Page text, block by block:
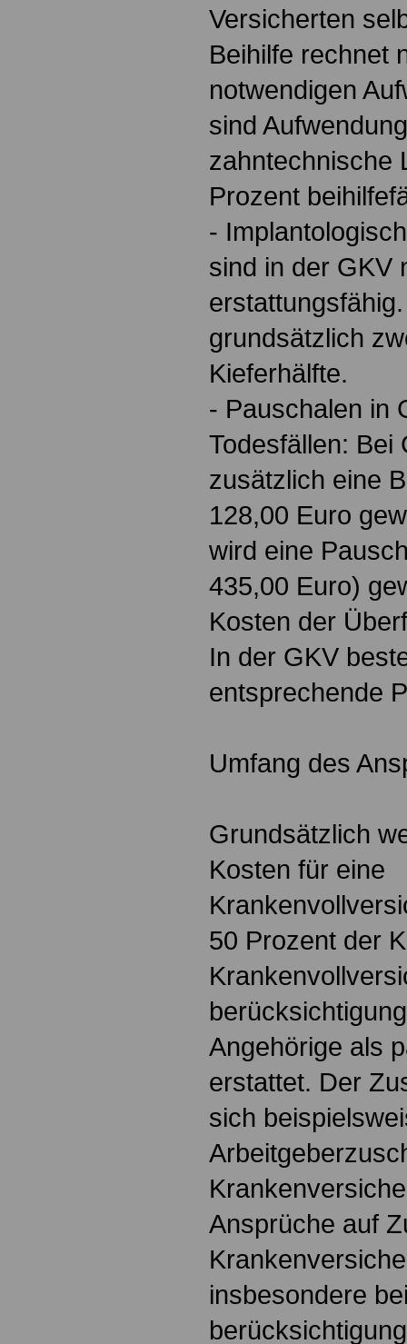
Versicherten
Beihilfe rechnet
notwendigen
sind
zahntechnische
Prozent
-
sind in der GKV
grundsätzlich
Kieferhälfte.
- Pauschalen in
Todesfällen: Bei
zusätzlich eine
128,00 Euro
wird eine
435,00 Euro)
Kosten der
In der GKV
entsprechende
Umfang des
Grundsätzlich
Kosten für eine
50 Prozent der
Angehörige als
erstattet. Der
sich
Ansprüche auf
insbesondere